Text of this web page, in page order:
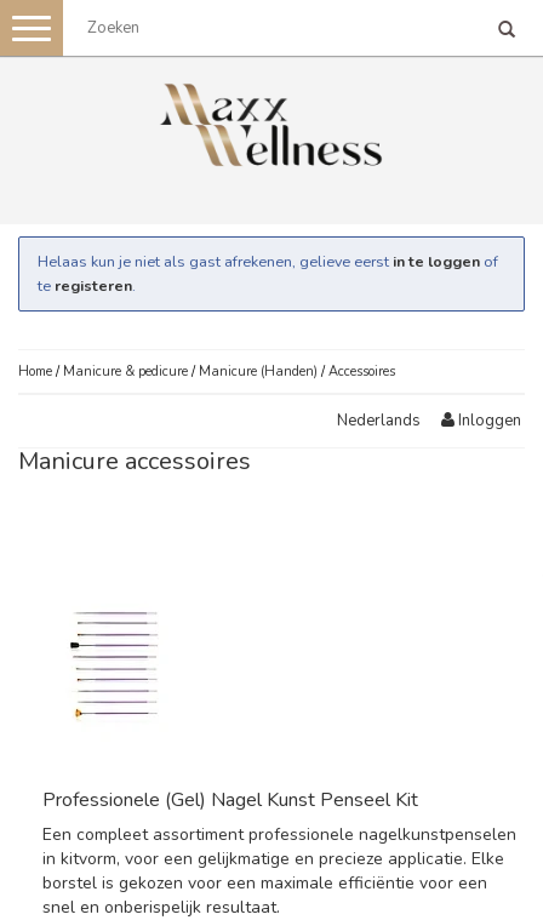
Toggle
navigation
Helaas kun je niet als gast afrekenen, gelieve eerst in te loggen of
te registeren.
Home / Manicure & pedicure / Manicure (Handen) /Accessoires
Nederlands Inloggen
Manicure accessoires
Professionele (Gel) Nagel Kunst Penseel Kit
Een compleet assortiment professionele nagelkunstpenselen
in kitvorm, voor een gelijkmatige en precieze applicatie. Elke
borstel is gekozen voor een maximale efficiëntie voor een
snel en onberispelijk resultaat.